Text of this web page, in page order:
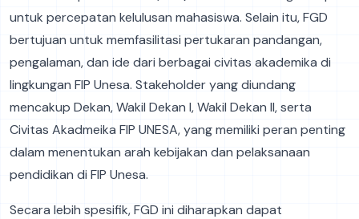
untuk percepatan kelulusan mahasiswa. Selain itu, FGD
bertujuan untuk memfasilitasi pertukaran pandangan,
pengalaman, dan ide dari berbagai civitas akademika di
lingkungan FIP Unesa. Stakeholder yang diundang
mencakup Dekan, Wakil Dekan I, Wakil Dekan II, serta
Civitas Akadmeika FIP UNESA, yang memiliki peran penting
dalam menentukan arah kebijakan dan pelaksanaan
pendidikan di FIP Unesa.
Secara lebih spesifik, FGD ini diharapkan dapat